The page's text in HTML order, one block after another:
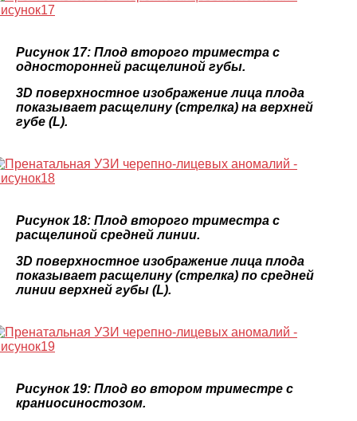
Рисунок 17: Плод второго триместра с
односторонней расщелиной губы.
3D поверхностное изображение лица плода
показывает расщелину (стрелка) на верхней
губе (L).
Рисунок 18: Плод второго триместра с
расщелиной средней линии.
3D поверхностное изображение лица плода
показывает расщелину (стрелка) по средней
линии верхней губы (L).
Рисунок 19: Плод во втором триместре с
краниосиностозом.